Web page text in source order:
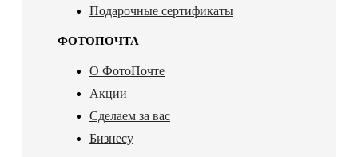
Подарочные сертификаты
ФОТОПОЧТА
О ФотоПочте
Акции
Сделаем за вас
Бизнесу